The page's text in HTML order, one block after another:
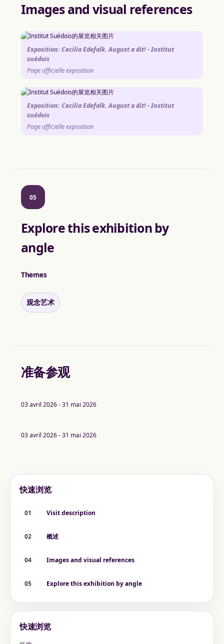
Images and visual references
Exposition: Cecilia Edefalk. August a dit! - Institut
suédois
Page officielle exposition
Exposition: Cecilia Edefalk. August a dit! - Institut
suédois
Page officielle exposition
05
Explore this exhibition by
angle
Themes
观念艺术
准备参观
03 avril 2026 - 31 mai 2026
03 avril 2026 - 31 mai 2026
快速浏览
01 Visit description
02 概述
04 Images and visual references
05 Explore this exhibition by angle
快速浏览